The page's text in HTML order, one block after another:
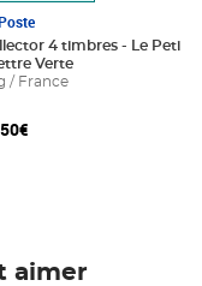
panier
4 timbres - Le Petit
Verte
/ France
aimer